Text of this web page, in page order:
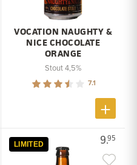
VOCATION NAUGHTY &
NICE CHOCOLATE
ORANGE
Stout 4,5%
7.1
9.95
LIMITED